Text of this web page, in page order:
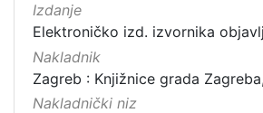
Izdanje
Elektroničko izd. izvornika
Nakladnik
Zagreb : Knjižnice grada
Nakladnički niz